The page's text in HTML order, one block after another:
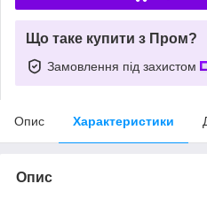
Що таке купити з Пром?
Замовлення під захистом
Опис Характеристики
Опис